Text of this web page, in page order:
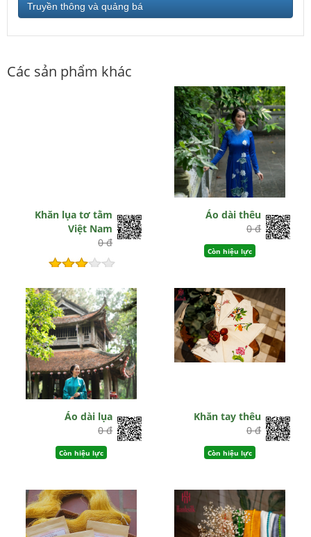
Truyền thông và quảng bá
Các sản phẩm khác
Khăn lụa tơ tằm
Việt Nam
0 đ
Áo dài thêu
0 đ
Còn hiệu lực
Áo dài lụa
0 đ
Còn hiệu lực
Khăn tay thêu
0 đ
Còn hiệu lực